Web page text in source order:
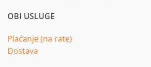
OBI USLUGE
Plaćanje (na rate)
Dostava